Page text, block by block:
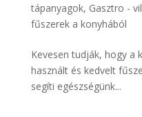
tápanyagok, Gasztro -
fűszerek a konyhából
Kevesen tudják, hogy a
használt és kedvelt
segíti egészségünk...